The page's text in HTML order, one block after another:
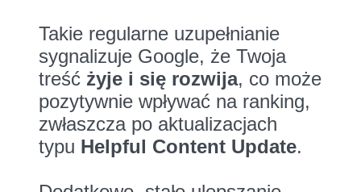
Takie regularne uzupełnianie
sygnalizuje Google, że Twoja
treść żyje i się rozwija, co może
pozytywnie wpływać na ranking,
zwłaszcza po aktualizacjach
typu Helpful Content Update.